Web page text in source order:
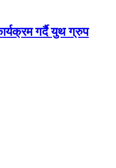
गर्दै युथ ग्रुप